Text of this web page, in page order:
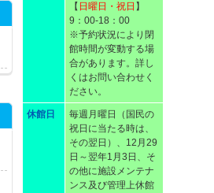
【 日曜日・祝日 】
9：00-18：00
※予約状況により閉
館時間が変動する場
合があります。詳し
くはお問い合わせく
ださい。
休館日
毎週月曜日（国民の
祝日に当たる時は、
その翌日）、12月29
日～翌年1月3日、そ
の他に施設メンテナ
ンス及び管理上休館